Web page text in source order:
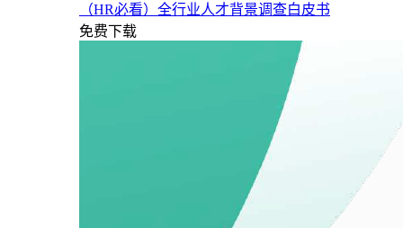
（HR必看）全行业人才背景调查白皮书
免费下载